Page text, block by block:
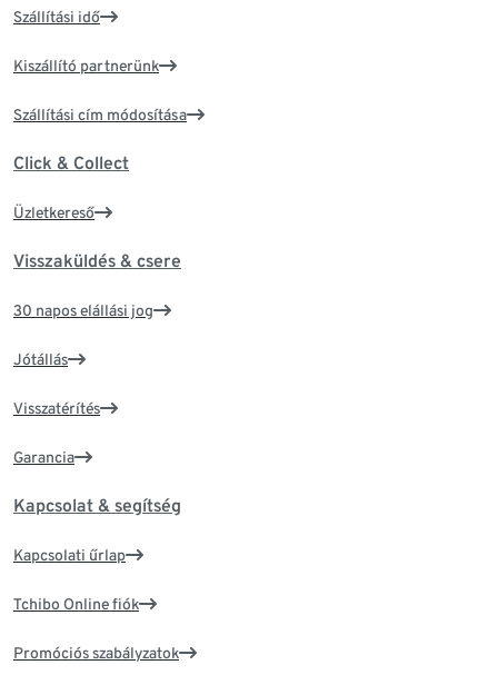
Szállítási idő
Kiszállító partnerünk
Szállítási cím módosítása
Click & Collect
Üzletkereső
Visszaküldés & csere
30 napos elállási jog
Jótállás
Visszatérítés
Garancia
Kapcsolat & segítség
Kapcsolati űrlap
Tchibo Online fiók
Promóciós szabályzatok